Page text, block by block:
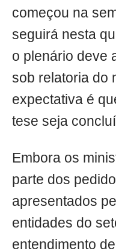
começou na
seguirá nesta
o plenário deve
sob relatoria do
expectativa é
tese seja
Embora os
parte dos
apresentados
entidades do
entendimento